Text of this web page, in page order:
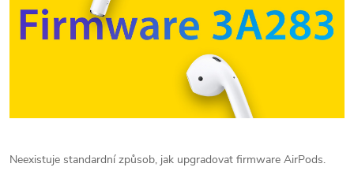
Neexistuje standardní způsob, jak upgradovat firmware AirPods.